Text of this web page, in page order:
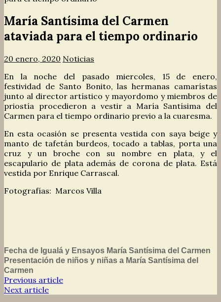
María Santísima del Carmen
ataviada para el tiempo ordinario
20 enero, 2020 Noticias
En la noche del pasado miercoles, 15 de enero,
festividad de Santo Bonito, las hermanas camarístas
junto al director artístico y mayordomo y miembros de
priostía procedieron a vestir a María Santísima del
Carmen para el tiempo ordinario previo a la cuaresma.
En esta ocasión se presenta vestida con saya beige y
manto de tafetán burdeos, tocado a tablas, porta una
cruz y un broche con su nombre en plata, y el
escapulario de plata además de corona de plata. Está
vestida por Enrique Carrascal.
Fotografías: Marcos Villa
Fecha de Igualá y Ensayos María Santísima del Carmen
Presentación de niños y niñas a María Santísima del
Carmen
Previous article
Next article